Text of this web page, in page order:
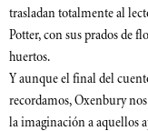
trasladan totalmente al
Potter, con sus prados de
huertos.
Y aunque el final del
recordamos, Oxenbury
la imaginación a aquellos